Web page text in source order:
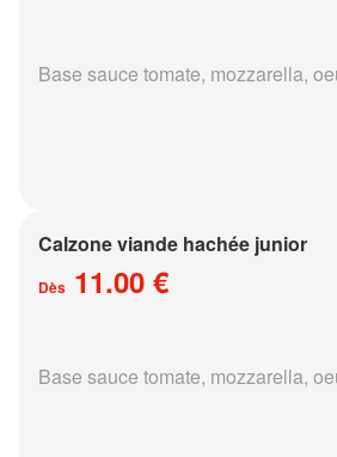
Base sauce tomate, mozzarella,
Calzone viande hachée junior
Dès 11.00 €
Base sauce tomate, mozzarella,